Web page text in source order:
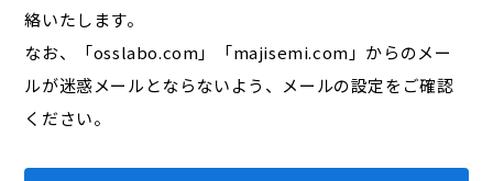
絡いたします。
なお、「osslabo.com」「majisemi.com」からのメー
ルが迷惑メールとならないよう、メールの設定をご確認
ください。